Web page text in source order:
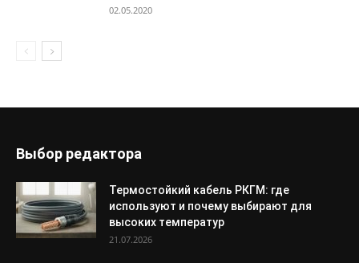
02.05.2020
Выбор редактора
Термостойкий кабель РКГМ: где
используют и почему выбирают для
высоких температур
21.07.2026